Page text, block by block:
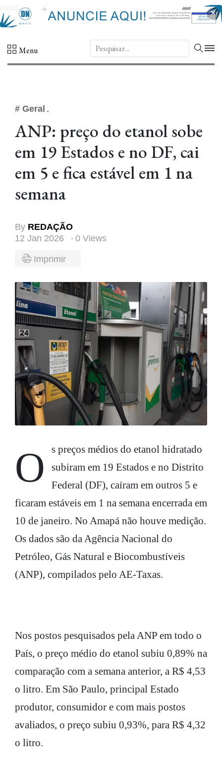
×
Menu DN.
# Geral
ANP: preço do etanol sobe
em 19 Estados e no DF, cai
em 5 e fica estável em 1 na
semana
By REDAÇÃO
12 Jan 2026
0 Views
Imprimir
Os preços médios do etanol hidratado
subiram em 19 Estados e no Distrito
Federal (DF), caíram em outros 5 e
ficaram estáveis em 1 na semana encerrada em
10 de janeiro. No Amapá não houve medição.
Os dados são da Agência Nacional do
Petróleo, Gás Natural e Biocombustíveis
(ANP), compilados pelo AE-Taxas.
Nos postos pesquisados pela ANP em todo o
País, o preço médio do etanol subiu 0,89% na
comparação com a semana anterior, a R$ 4,53
o litro. Em São Paulo, principal Estado
produtor, consumidor e com mais postos
avaliados, o preço subiu 0,93%, para R$ 4,32
o litro.